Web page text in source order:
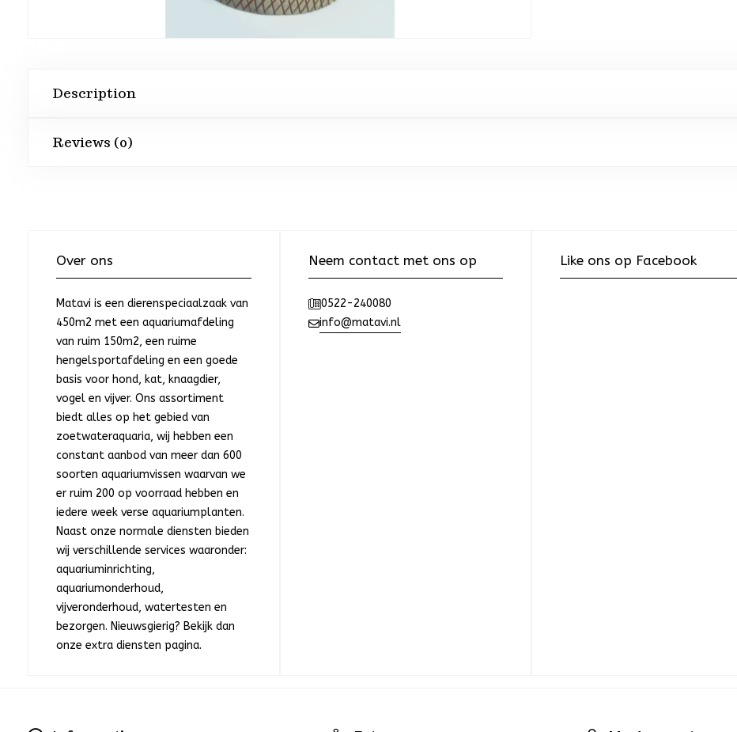
Description
Reviews (0)
Over ons
Matavi is een dierenspeciaalzaak van
450m2 met een aquariumafdeling
van ruim 150m2, een ruime
hengelsportafdeling en een goede
basis voor hond, kat, knaagdier,
vogel en vijver. Ons assortiment
biedt alles op het gebied van
zoetwateraquaria, wij hebben een
constant aanbod van meer dan 600
soorten aquariumvissen waarvan we
er ruim 200 op voorraad hebben en
iedere week verse aquariumplanten.
Naast onze normale diensten bieden
wij verschillende services waaronder:
aquariuminrichting,
aquariumonderhoud,
vijveronderhoud, watertesten en
bezorgen. Nieuwsgierig? Bekijk dan
onze extra diensten pagina.
Neem contact met ons op
0522-240080
info@matavi.nl
Like ons op Facebook